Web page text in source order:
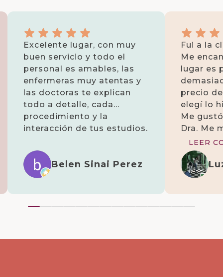
Excelente lugar, con muy
buen servicio y todo el
personal es amables, las
enfermeras muy atentas y
las doctoras te explican
todo a detalle, cada
procedimiento y la
interacción de tus estudios.
Belen Sinai Perez
Fui a la
Me
lugar es
precio
elegí lo
Me
Dra. Me
unos
me
nada,
albedrío
LEER